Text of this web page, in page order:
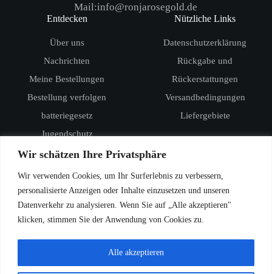
Wir schätzen Ihre Privatsphäre
Wir verwenden Cookies, um Ihr Surferlebnis zu verbessern,
personalisierte Anzeigen oder Inhalte einzusetzen und unseren
Datenverkehr zu analysieren. Wenn Sie auf „Alle akzeptieren"
klicken, stimmen Sie der Anwendung von Cookies zu.
Alle akzeptieren
Mail:info@ronjarosegold.de
Entdecken
Über uns
Nachrichten
Meine Bestellungen
Bestellung verfolgen
batteriegesetz
Jugendschutz
Nützliche Links
Datenschutzerklärung
Rückgabe und
Rückerstattungen
Versandbedingungen
Liefergebiete
RandM Digital Box 12000
RandM Tornado 15000
Vozol Star 20000
Vozol Star 40000